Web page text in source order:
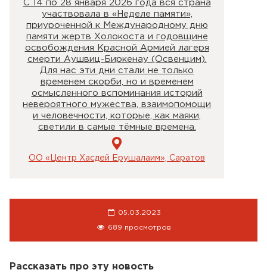
С 14 по 28 января 2026 года вся страна
участвовала в «Неделе памяти»,
приуроченной к Международному дню
памяти жертв Холокоста и годовщине
освобождения Красной Армией лагеря
смерти Аушвиц-Биркенау (Освенцим).
Для нас эти дни стали не только
временем скорби, но и временем
осмысленного вспоминания историй
невероятного мужества, взаимопомощи
и человечности, которые, как маяки,
светили в самые тёмные времена.
ОО «Центр Хасдей Ерушалаим», Саратов
05.03.2023
689 просмотров
Рассказать про эту новость